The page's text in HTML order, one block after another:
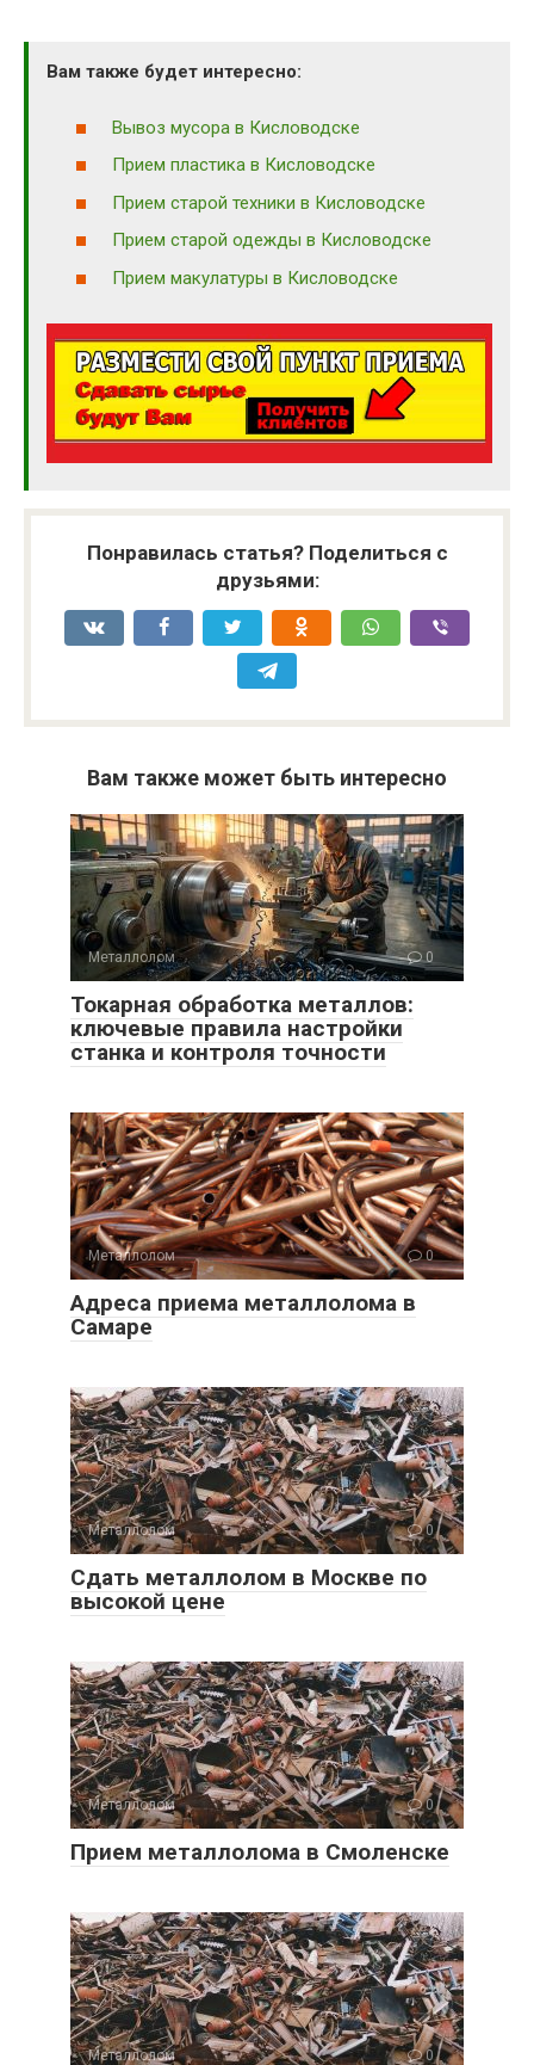
Вам также будет интересно:
Вывоз мусора в Кисловодске
Прием пластика в Кисловодске
Прием старой техники в Кисловодске
Прием старой одежды в Кисловодске
Прием макулатуры в Кисловодске
Понравилась статья? Поделиться с
друзьями:
Вам также может быть интересно
Металлолом 0
Токарная обработка металлов:
ключевые правила настройки
станка и контроля точности
Металлолом 0
Адреса приема металлолома в
Самаре
Металлолом 0
Сдать металлолом в Москве по
высокой цене
Металлолом 0
Прием металлолома в Смоленске
Металлолом 0